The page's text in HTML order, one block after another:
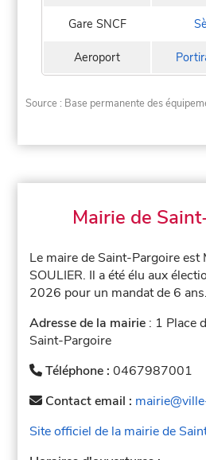
Gare SNCF
Aeroport
Source : Base permanente des
Mairie de
Le maire de Saint-Pargoire est
SOULIER. Il a été élu aux
2026 pour un mandat de 6 ans.
Adresse de la mairie : 1 Place
Saint-Pargoire
Téléphone :0467987001
Contact email :
Site officiel de la mairie de